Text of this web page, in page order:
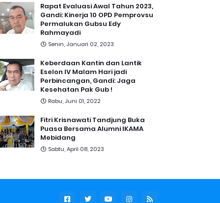
Rapat Evaluasi Awal Tahun 2023,
Gandi: Kinerja 10 OPD Pemprovsu
Permalukan Gubsu Edy
Rahmayadi
Senin, Januari 02, 2023
Keberdaan Kantin dan Lantik
Eselon IV Malam Hari jadi
Perbincangan, Gandi: Jaga
Kesehatan Pak Gub !
Rabu, Juni 01, 2022
Fitri Krisnawati Tandjung Buka
Puasa Bersama Alumni IKAMA
Mebidang
Sabtu, April 08, 2023